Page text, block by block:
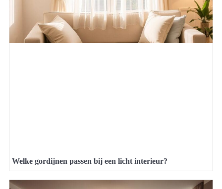
Welke gordijnen passen bij een licht interieur?